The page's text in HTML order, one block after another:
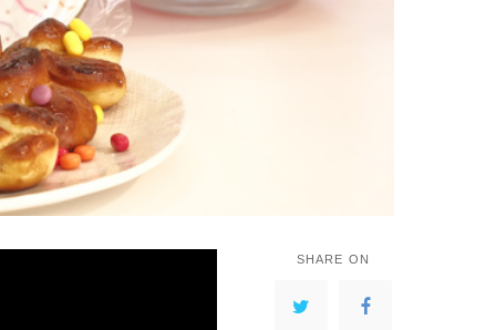
SHARE ON